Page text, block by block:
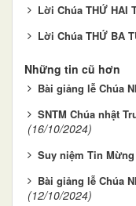
Lời Chúa THỨ HAI
Lời Chúa THỨ BA
Những tin cũ hơn
Bài giảng lễ Chúa
SNTM Chúa nhật
(16/10/2024)
Suy niệm Tin Mừng
Bài giảng lễ Chúa
(12/10/2024)